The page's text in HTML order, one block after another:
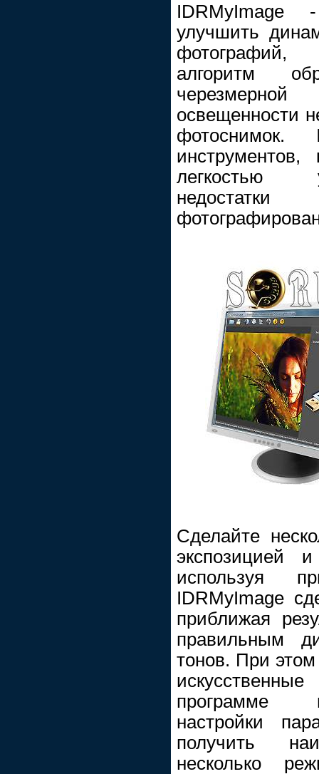
IDRMyImage
улучшить
фотографий,
алгоритм
освещенности
легкостью
недостатки
Сделайте
экспозицией
используя
IDRMyImage
приближая
правильным
тонов. При
программе
настройки
получить
несколько